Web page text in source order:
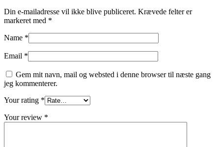
Din e-mailadresse vil ikke blive publiceret. Krævede felter er
markeret med *
Name *
Email *
Gem mit navn, mail og websted i denne browser til næste gang
jeg kommenterer.
Your rating *
Your review *